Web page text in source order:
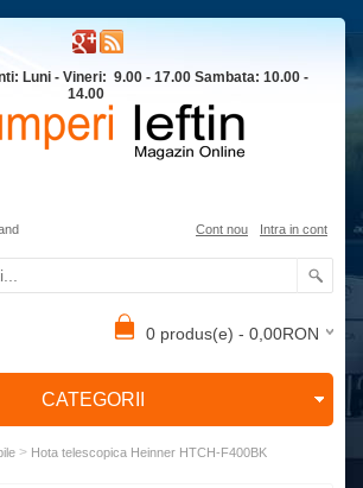
Luni - Vineri: 9.00 - 17.00 Sambata: 10.00 -
14.00
Cont nou Intra in cont
0 produs(e) - 0,00RON
CATEGORII
> Hota telescopica Heinner HTCH-F400BK